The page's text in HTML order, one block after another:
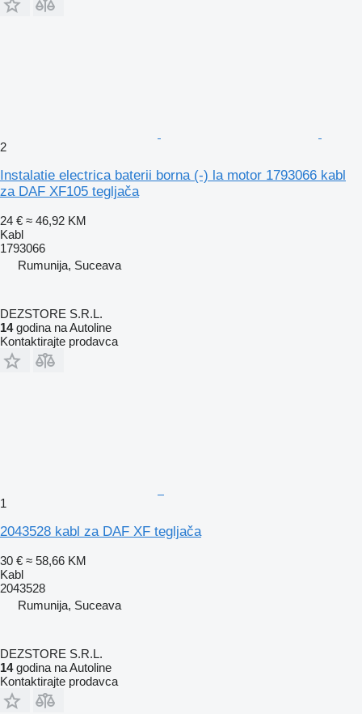
2
Instalatie electrica baterii borna (-) la motor 1793066 kabl
za DAF XF105 tegljača
24 € ≈ 46,92 KM
Kabl
1793066
Rumunija, Suceava
DEZSTORE S.R.L.
14godina na Autoline
Kontaktirajte prodavca
1
2043528 kabl za DAF XF tegljača
30 € ≈ 58,66 KM
Kabl
2043528
Rumunija, Suceava
DEZSTORE S.R.L.
14godina na Autoline
Kontaktirajte prodavca